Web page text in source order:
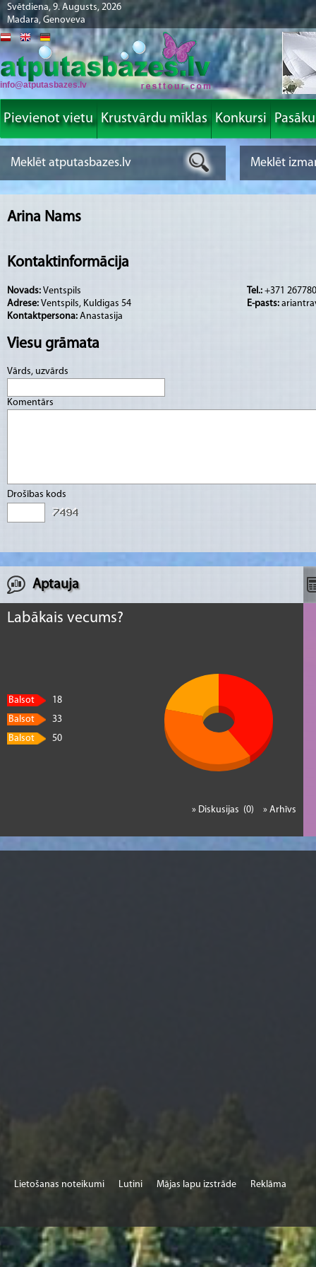
Svētdiena, 9. Augusts, 2026
Madara, Genoveva
info@atputasbazes.lv
Pievienot vietu Krustvārdu mīklas Konkursi
Arina Nams
Kontaktinformācija
Novads: Ventspils
Adrese: Ventspils, Kuldigas 54
Kontaktpersona: Anastasija
Tel.: +371
E-pasts:
Viesu grāmata
Vārds, uzvārds
Komentārs
Drošības kods
Aptauja
Labākais vecums?
Balsot
18
Balsot
33
Balsot
50
» Arhīvs
» Diskusijas (0)
Lietošanas noteikumi Lutini Mājas lapu izstrāde Reklāma